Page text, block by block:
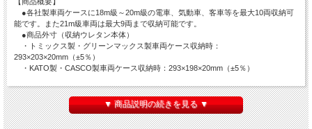
●各社製車両ケースに18m級～20m級の電車、気動車、客車等を最大10両収納可
能です。また21m級車両は最大9両まで収納可能です。
●商品外寸（収納ウレタン本体）
・トミックス製・グリーンマックス製車両ケース収納時：
293×203×20mm（±5％）
・KATO製・CASCO製車両ケース収納時：293×198×20mm（±5％）
◇バリエーションがあります。ご希望の商品を選択してご注文ください。
▼ 商品説明の続きを見る ▼